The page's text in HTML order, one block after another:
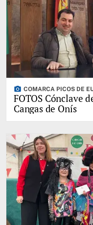
photo_camera COMARCA PICOS DE
FOTOS Cónclave
Cangas de Onís